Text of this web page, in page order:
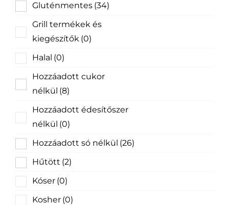
Gluténmentes (34)
Grill termékek és
kiegészítők (0)
Halal (0)
Hozzáadott cukor
nélkül (8)
Hozzáadott édesítőszer
nélkül (0)
Hozzáadott só nélkül (26)
Hűtött (2)
Kóser (0)
Kosher (0)